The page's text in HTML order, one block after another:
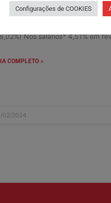
são alguns dos pontos que
Assembleia desta quarta (21).
Nos salários* 4,51% em
COMPLETO »
02/2024
Configurações de COOKIES